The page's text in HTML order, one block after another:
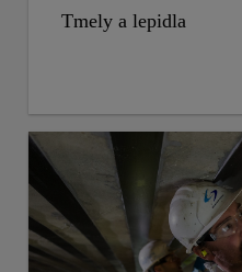
Tmely a lepidla